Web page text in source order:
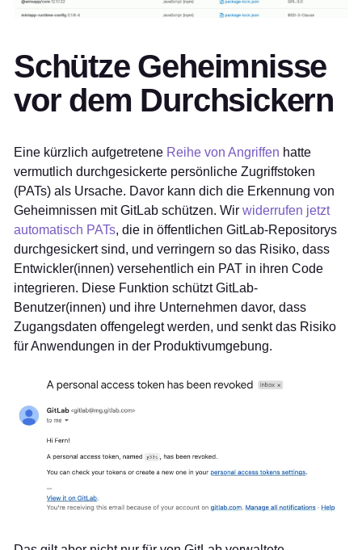
Schütze Geheimnisse
vor dem Durchsickern
Eine kürzlich aufgetretene Reihe von Angriffen hatte
vermutlich durchgesickerte persönliche Zugriffstoken
(PATs) als Ursache. Davor kann dich die Erkennung von
Geheimnissen mit GitLab schützen. Wir widerrufen jetzt
automatisch PATs, die in öffentlichen GitLab-Repositorys
durchgesickert sind, und verringern so das Risiko, dass
Entwickler(innen) versehentlich ein PAT in ihren Code
integrieren. Diese Funktion schützt GitLab-
Benutzer(innen) und ihre Unternehmen davor, dass
Zugangsdaten offengelegt werden, und senkt das Risiko
für Anwendungen in der Produktivumgebung.